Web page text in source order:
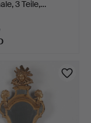
3 Teile,…